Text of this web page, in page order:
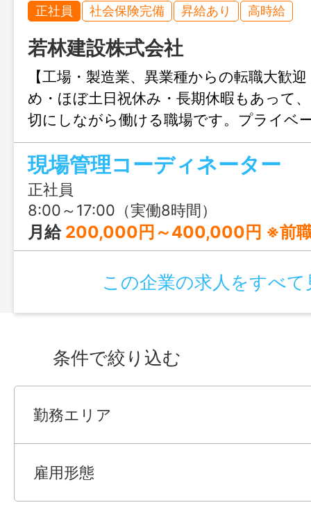
正社員 社会保険完備 昇給あり 高時給
若林建設株式会社
【工場・製造業、異業種からの転職大歓
め・ほぼ土日祝休み・長期休暇もあって
切にしながら働ける職場です。プライベ
たい30代社員が多数活躍中！
現場管理コーディネーター
正社員
8:00～17:00（実働8時間）
月給 200,000円～400,000円 ※前職の経験や年齢、能力をしっ
この企業の求人をすべて
条件で絞り込む
勤務エリア
雇用形態